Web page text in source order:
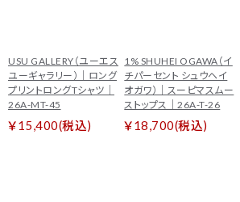
USU GALLERY（ユーエス
ユーギャラリー）｜ロング
プリントロングTシャツ｜
26A-MT-45
￥15,400(税込)
1% SHUHEI OGAWA（イ
チパーセント シュウヘイ
オガワ）｜スーピマスムー
ストップス｜26A-T-26
￥18,700(税込)